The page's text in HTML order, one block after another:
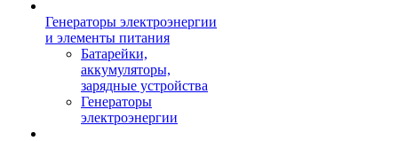
Генераторы электроэнергии
и элементы питания
Батарейки,
аккумуляторы,
зарядные устройства
Генераторы
электроэнергии